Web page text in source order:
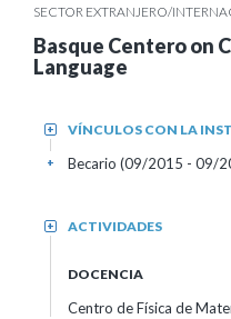
SECTOR EXTRANJERO/
Basque Centero on
Language
VÍNCULOS CON LA
+
Becario (09/2015 - 09/
+
ACTIVIDADES
+
DOCENCIA
Centro de Física de